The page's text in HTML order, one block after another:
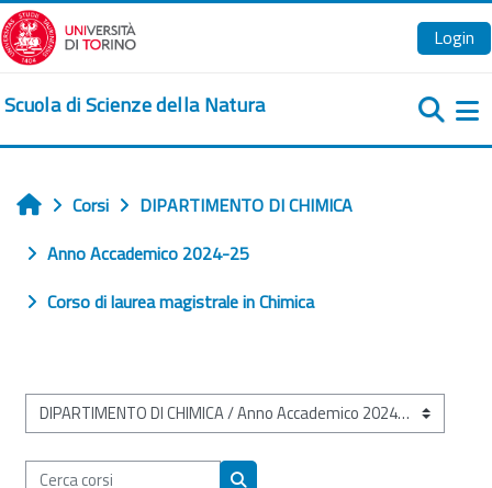
Vai al contenuto principale
Login
Scuola di Scienze della Natura
Home
Corsi
DIPARTIMENTO DI CHIMICA
Anno Accademico 2024-25
Corso di laurea magistrale in Chimica
Categorie di corso
Cerca corsi